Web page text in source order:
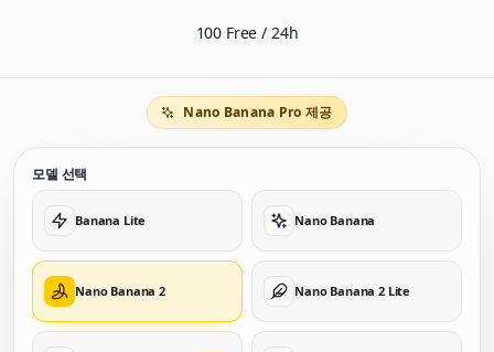
100 Free / 24h
Nano Banana Pro 제공
모델 선택
Banana Lite Nano Banana
Nano Banana 2 Nano Banana 2 Lite